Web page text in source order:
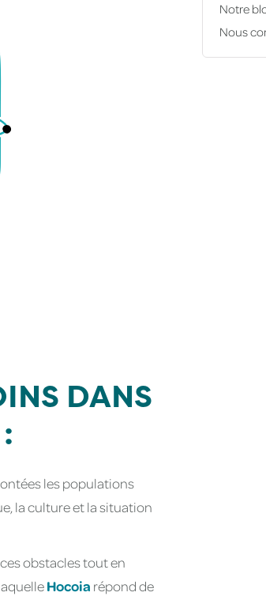
DANS
les populations
la culture et la situation
obstacles tout en
Hocoia répond de
Notre
Nous